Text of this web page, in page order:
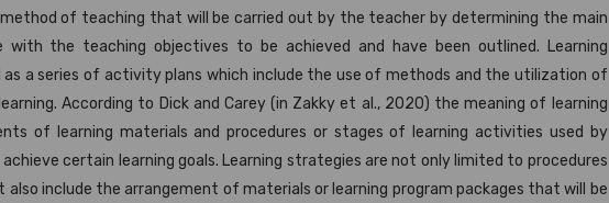
of teaching that will be carried out by the teacher by determining the main
the teaching objectives to be achieved and have been outlined. Learning
a series of activity plans which include the use of methods and the utilization of
According to Dick and Carey (in Zakky et al., 2020) the meaning of learning
of learning materials and procedures or stages of learning activities used by
certain learning goals. Learning strategies are not only limited to procedures
include the arrangement of materials or learning program packages that will be